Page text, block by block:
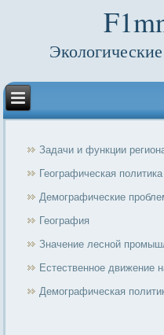
Задачи и функции
Географическая
Демографические
География
Значение лесной
Естественное движение
Демографическая